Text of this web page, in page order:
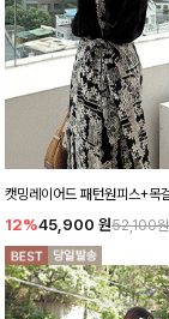
캣밍레이어드 패턴원피스+목
12%45,900 원52,100원